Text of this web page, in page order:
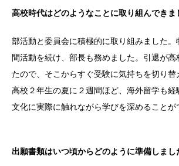
高校時代はどのようなことに取り組んできま
部活動と委員会に積極的に取り組みました
間活動を続け、部長も務めました。引退が高
たので、そこからすぐ受験に気持ちを切り替
高校２年生の夏に２週間ほど、海外留学も
文化に実際に触れながら学びを深めることが
出願書類はいつ頃からどのように準備しまし